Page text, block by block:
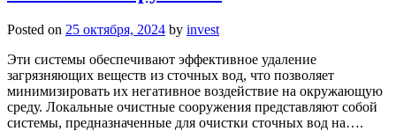
Posted on 25 октября, 2024 by invest
Эти системы обеспечивают эффективное удаление
загрязняющих веществ из сточных вод, что позволяет
минимизировать их негативное воздействие на окружающую
среду. Локальные очистные сооружения представляют собой
системы, предназначенные для очистки сточных вод на….